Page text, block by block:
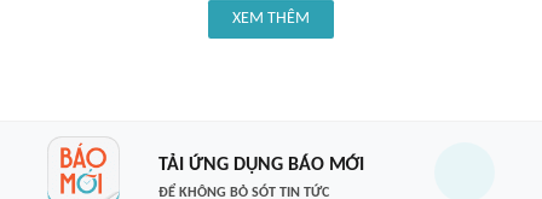
XEM THÊM
TẢI ỨNG DỤNG BÁO MỚI
ĐỂ KHÔNG BỎ SÓT TIN TỨC